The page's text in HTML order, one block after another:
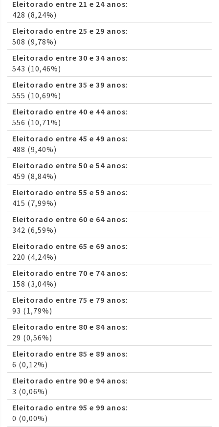
Eleitorado entre 21 e 24 anos:
428 (8,24%)
Eleitorado entre 25 e 29 anos:
508 (9,78%)
Eleitorado entre 30 e 34 anos:
543 (10,46%)
Eleitorado entre 35 e 39 anos:
555 (10,69%)
Eleitorado entre 40 e 44 anos:
556 (10,71%)
Eleitorado entre 45 e 49 anos:
488 (9,40%)
Eleitorado entre 50 e 54 anos:
459 (8,84%)
Eleitorado entre 55 e 59 anos:
415 (7,99%)
Eleitorado entre 60 e 64 anos:
342 (6,59%)
Eleitorado entre 65 e 69 anos:
220 (4,24%)
Eleitorado entre 70 e 74 anos:
158 (3,04%)
Eleitorado entre 75 e 79 anos:
93 (1,79%)
Eleitorado entre 80 e 84 anos:
29 (0,56%)
Eleitorado entre 85 e 89 anos:
6 (0,12%)
Eleitorado entre 90 e 94 anos:
3 (0,06%)
Eleitorado entre 95 e 99 anos:
0 (0,00%)